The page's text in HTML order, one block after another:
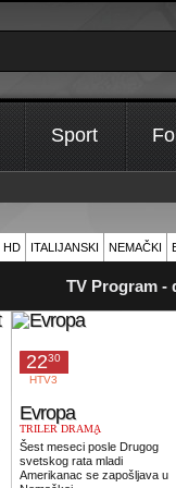
Sport
HD ITALIJANSKI NEMAČKI
TV Program -
2230
HTV3
Evropa
TRILER DRAMA
KRIMINALISTIČKI
Šest meseci posle Drugog
svetskog rata mladi
Amerikanac se zapošljava u